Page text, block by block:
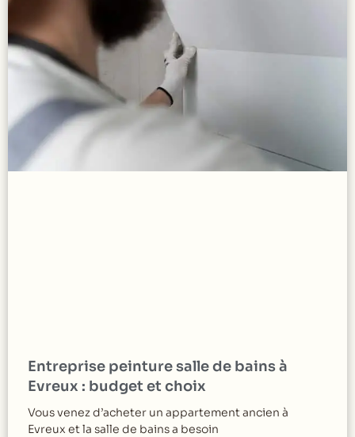
Entreprise peinture salle de bains à
Evreux : budget et choix
Vous venez d’acheter un appartement ancien à
Evreux et la salle de bains a besoin